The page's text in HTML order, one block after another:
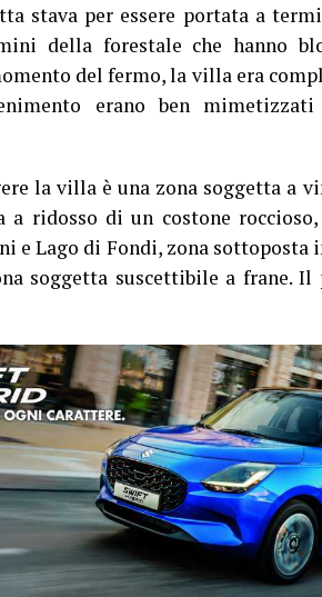
stava per essere portata a
della forestale che hanno
del fermo, la villa era
erano ben
la villa è una zona soggetta a
a ridosso di un costone
e Lago di Fondi, zona
soggetta suscettibile a frane.